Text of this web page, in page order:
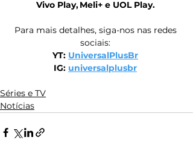
Vivo Play, Meli+ e UOL Play.
Para mais detalhes, siga-nos nas redes
sociais:
YT: UniversalPlusBr
IG: universalplusbr
Séries e TV
Notícias